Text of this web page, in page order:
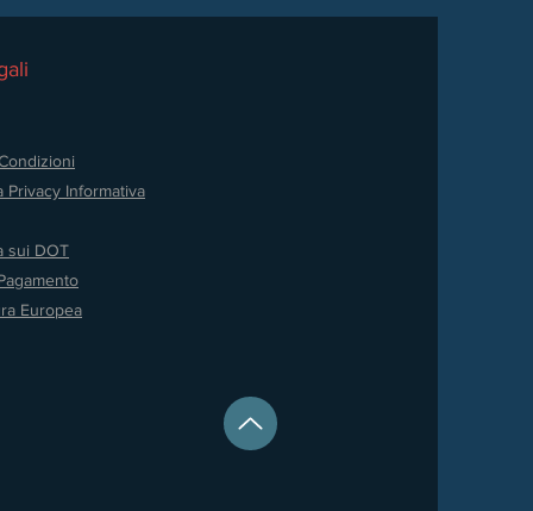
Privacy Informativa
sui DOT
Europea